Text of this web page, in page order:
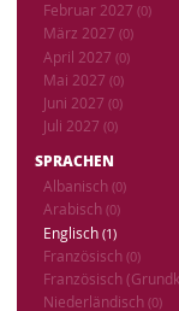
Februar 2027 (0)
März 2027 (0)
April 2027 (0)
Mai 2027 (0)
Juni 2027 (0)
Juli 2027 (0)
SPRACHEN
Albanisch (0)
Arabisch (0)
Englisch (1)
Französisch (0)
Französisch
Niederländisch (0)